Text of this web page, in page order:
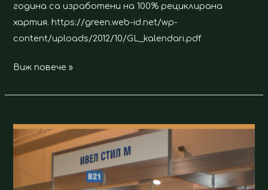
година са изработени на 100% рециклирана
хартия. https://green.web-id.net/wp-
content/uploads/2012/10/GL_kalendari.pdf
Виж повече »
COPI’S
2012